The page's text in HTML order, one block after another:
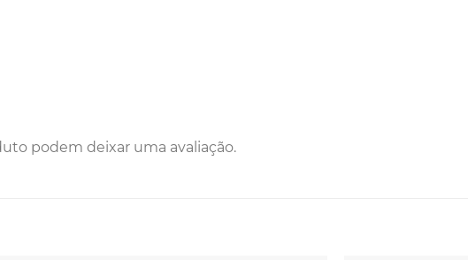
podem deixar uma avaliação.